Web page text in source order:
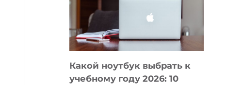
СОЗДАВАТЬ
БЕЗ
КОДА
Какой ноутбук выбрать к
учебному году 2026: 10